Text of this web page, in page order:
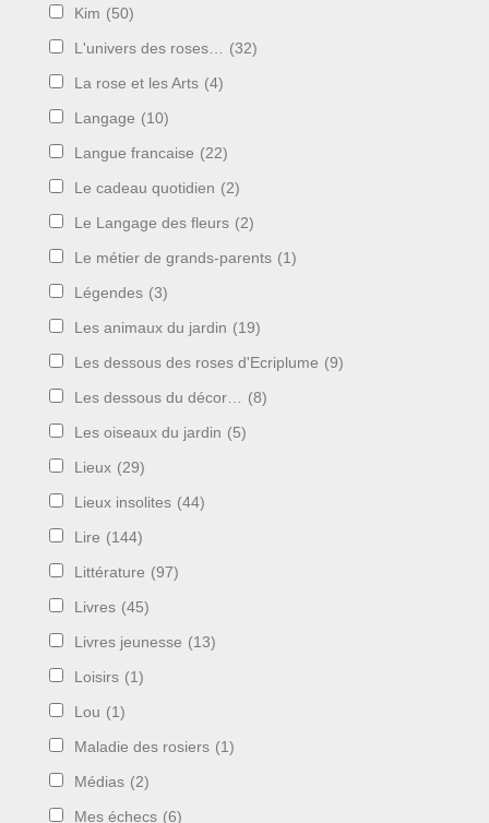
Kim (50)
L'univers des roses… (32)
La rose et les Arts (4)
Langage (10)
Langue francaise (22)
Le cadeau quotidien (2)
Le Langage des fleurs (2)
Le métier de grands-parents (1)
Légendes (3)
Les animaux du jardin (19)
Les dessous des roses d'Ecriplume (9)
Les dessous du décor… (8)
Les oiseaux du jardin (5)
Lieux (29)
Lieux insolites (44)
Lire (144)
Littérature (97)
Livres (45)
Livres jeunesse (13)
Loisirs (1)
Lou (1)
Maladie des rosiers (1)
Médias (2)
Mes échecs (6)